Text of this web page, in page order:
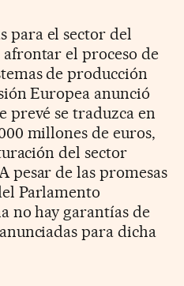
para el sector del
el proceso de
de producción
Europea anunció
prevé se traduzca en
millones de euros,
del sector
pesar de las promesas
Parlamento
no hay garantías de
para dicha